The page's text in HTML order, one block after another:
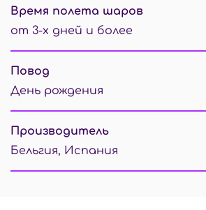
Время полета шаров
от 3-х дней и более
Повод
День рождения
Производитель
Бельгия, Испания